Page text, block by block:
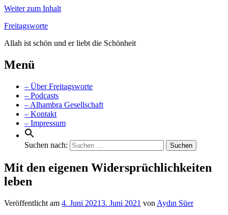
Weiter zum Inhalt
Freitagsworte
Allah ist schön und er liebt die Schönheit
Menü
– Über Freitagsworte
– Podcasts
– Alhambra Gesellschaft
– Kontakt
– Impressum
Suchen nach:
Mit den eigenen Widersprüchlichkeiten
leben
Veröffentlicht am 4. Juni 20213. Juni 2021 von Aydın Süer